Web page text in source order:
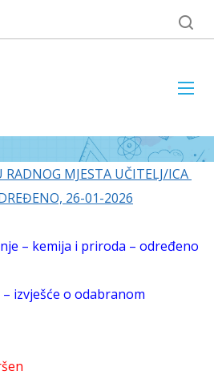
RADNOG MJESTA UČITELJ/ICA
26-01-2026
– kemija i priroda – određeno
izvješće o odabranom